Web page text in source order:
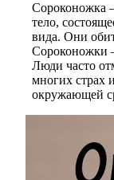
Сороконожка
тело,
вида. Они
Сороконожки
Люди часто
многих страх
окружающей